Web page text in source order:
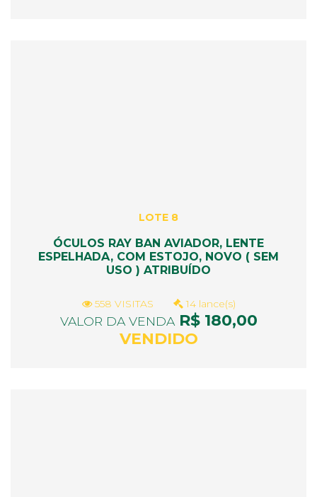
LOTE 8
ÓCULOS RAY BAN AVIADOR, LENTE
ESPELHADA, COM ESTOJO, NOVO ( SEM
USO ) ATRIBUÍDO
558 VISITAS 14 lance(s)
VALOR DA VENDAR$ 180,00
VENDIDO